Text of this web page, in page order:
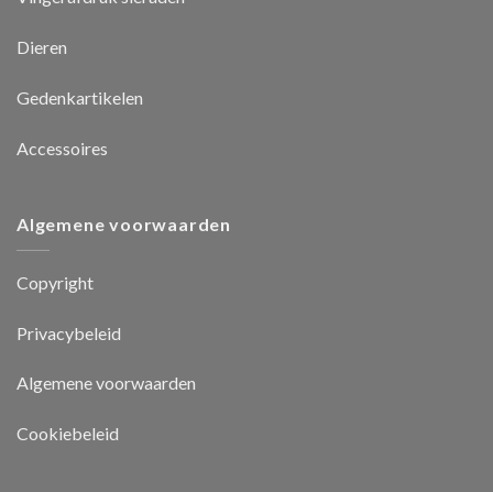
Dieren
Gedenkartikelen
Accessoires
Algemene voorwaarden
Copyright
Privacybeleid
Algemene voorwaarden
Cookiebeleid